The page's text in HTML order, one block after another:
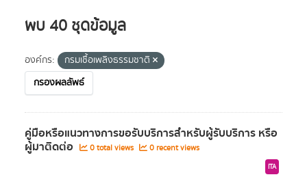
พบ 40 ชุดข้อมูล
องค์กร:
กรมเชื้อเพลิงธรรมชาติ
กรองผลลัพธ์
คู่มือหรือแนวทางการขอรับบริการสำหรับผู้รับบริการ หรือ
ผู้มาติดต่อ 0 total views 0 recent views
ITA